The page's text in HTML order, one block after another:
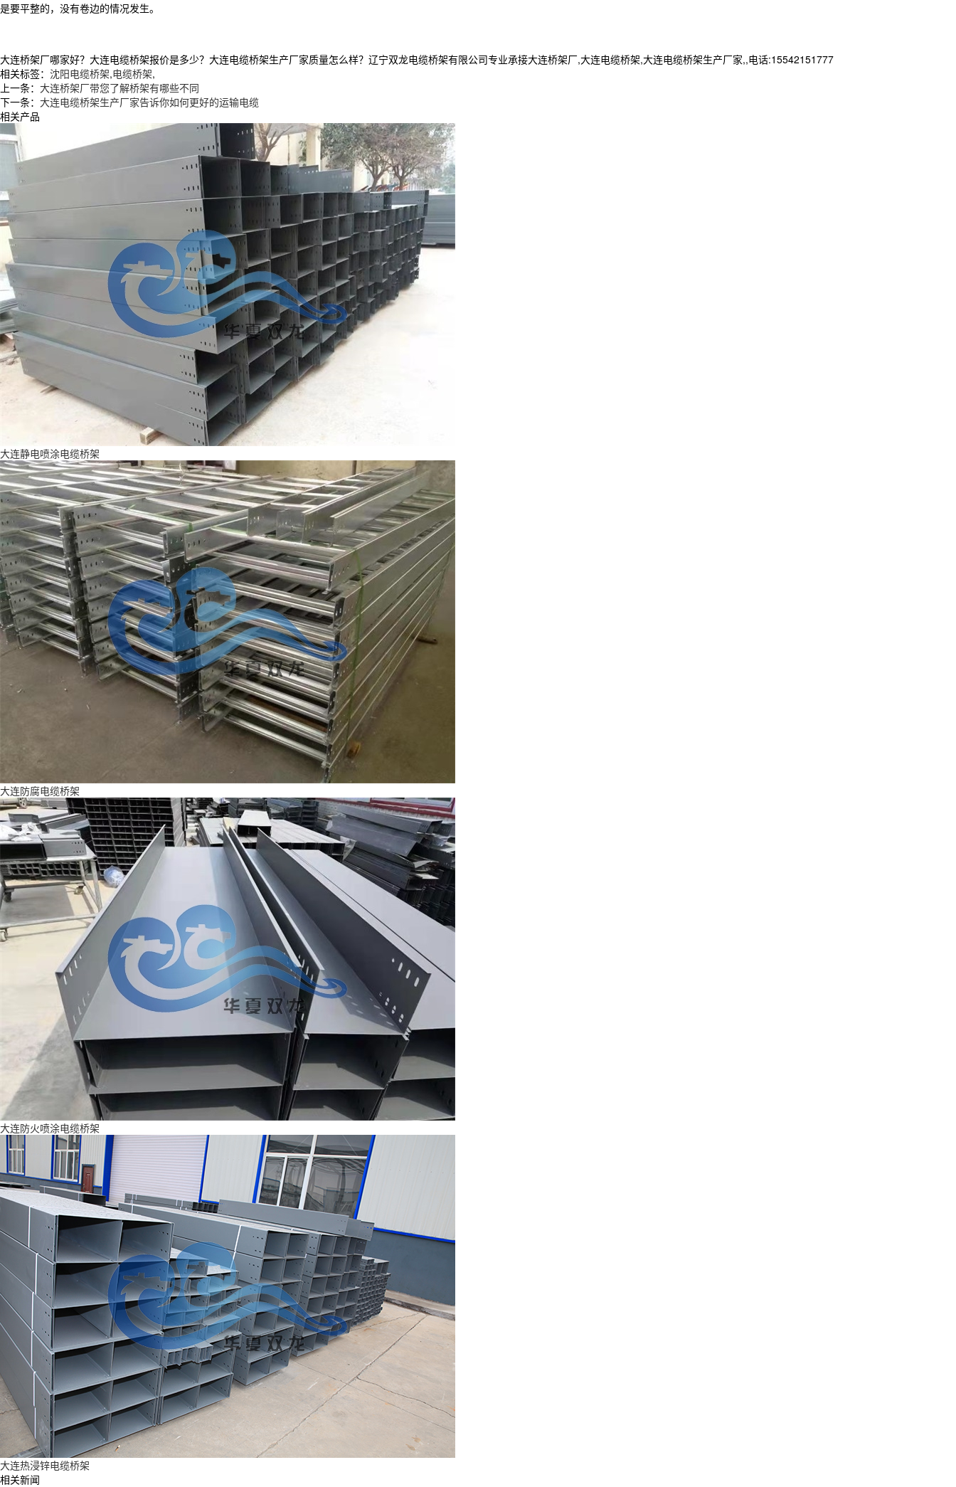
是要平整的，没有卷边的情况发生。
大连桥架厂哪家好？大连电缆桥架报价是多少？大连电缆桥架生产厂家质量怎么样？辽宁双龙电缆桥架有限公司专业承接大连桥架厂,大连电缆桥架,大连电缆桥架生产厂家,,电话:15542151777
相关标签： 沈阳电缆桥架,电缆桥架,
上一条： 大连桥架厂带您了解桥架有哪些不同
下一条： 大连电缆桥架生产厂家告诉你如何更好的运输电缆
相关产品
大连静电喷涂电缆桥架
大连防腐电缆桥架
大连防火喷涂电缆桥架
大连热浸锌电缆桥架
相关新闻